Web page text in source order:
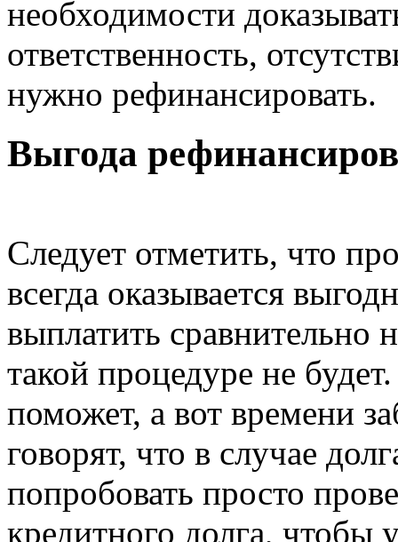
необходимости
ответственность,
нужно рефинансировать.
Выгода
Следует отметить, что
всегда оказывается
выплатить
такой процедуре не
поможет, а вот времени
говорят, что в случае
попробовать просто
кредитного долга, чтобы